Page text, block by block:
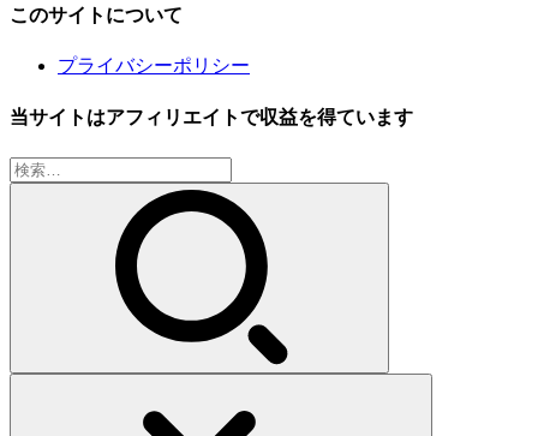
このサイトについて
プライバシーポリシー
当サイトはアフィリエイトで収益を得ています
検
索: